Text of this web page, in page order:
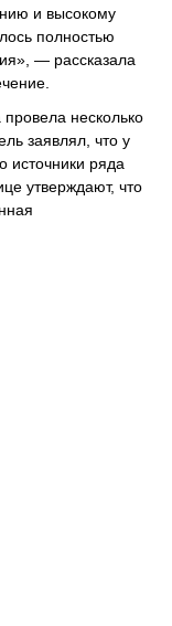
и высокому
полностью
— рассказала
несколько
заявлял, что у
источники ряда
утверждают, что